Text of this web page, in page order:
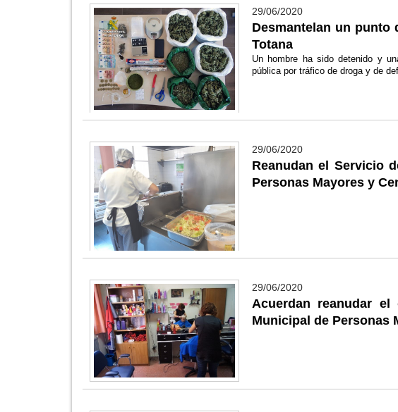
29/06/2020
Desmantelan un punto
Totana
Un hombre ha sido detenido y
pública por tráfico de droga y de
29/06/2020
Reanudan el Servicio
Personas Mayores y
29/06/2020
Acuerdan reanudar
Municipal de Personas